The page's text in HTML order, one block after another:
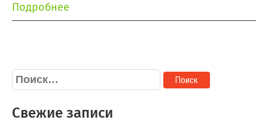
Подробнее
Найти:
Свежие записи